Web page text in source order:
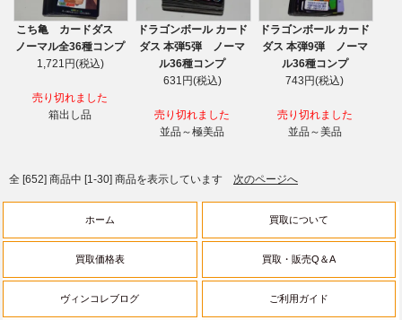
こち亀 カードダス
ノーマル全36種コンプ
1,721円(税込)
売り切れました
箱出し品
ドラゴンボール カード
ダス 本弾5弾 ノーマ
ル36種コンプ
631円(税込)
売り切れました
並品～極美品
ドラゴンボール カード
ダス 本弾9弾 ノーマ
ル36種コンプ
743円(税込)
売り切れました
並品～美品
全 [652] 商品中 [1-30] 商品を表示しています 次のページへ
ホーム 買取について
買取価格表 買取・販売Q＆A
ヴィンコレブログ ご利用ガイド